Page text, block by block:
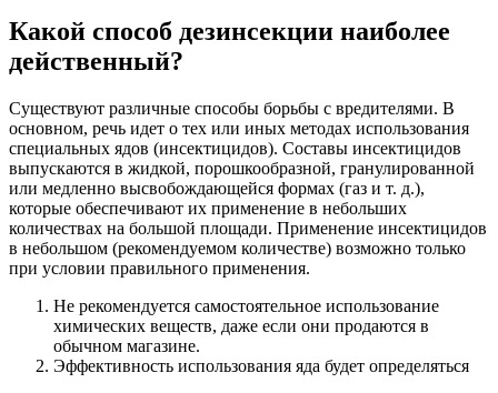
Какой способ дезинсекции наиболее
действенный?
Существуют различные способы борьбы с вредителями. В
основном, речь идет о тех или иных методах использования
специальных ядов (инсектицидов). Составы инсектицидов
выпускаются в жидкой, порошкообразной, гранулированной
или медленно высвобождающейся формах (газ и т. д.),
которые обеспечивают их применение в небольших
количествах на большой площади. Применение инсектицидов
в небольшом (рекомендуемом количестве) возможно только
при условии правильного применения.
Не рекомендуется самостоятельное использование
химических веществ, даже если они продаются в
обычном магазине.
Эффективность использования яда будет определяться